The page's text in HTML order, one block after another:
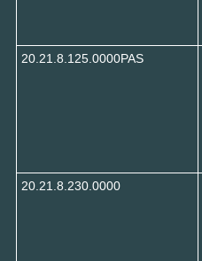
20.21.8.125.0000PAS
20.21.8.230.0000